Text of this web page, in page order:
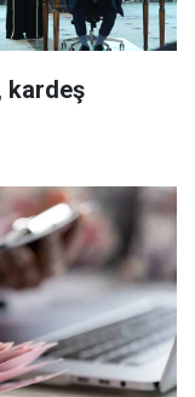
kardeş